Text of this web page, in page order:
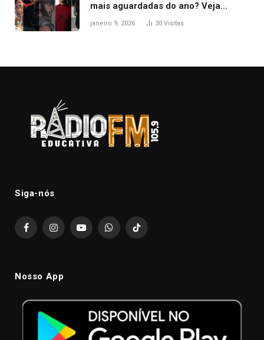
mais aguardadas do ano? Veja
principais lançamentos do cinema
janeiro 9, 2026 30 Visitas
Siga-nós
FacebookInstagramYouTubeWhatsAppTikTok
Nosso App